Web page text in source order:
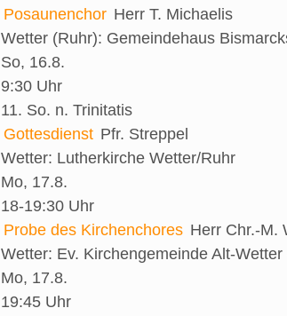
Posaunenchor Herr T. Michaelis
Wetter (Ruhr): Gemeindehaus
So, 16.8.
9:30 Uhr
11. So. n. Trinitatis
Gottesdienst Pfr. Streppel
Wetter: Lutherkirche Wetter/Ruhr
Mo, 17.8.
18-19:30 Uhr
Probe des Kirchenchores Herr Chr.-M.
Wetter: Ev. Kirchengemeinde Alt-
Mo, 17.8.
19:45 Uhr